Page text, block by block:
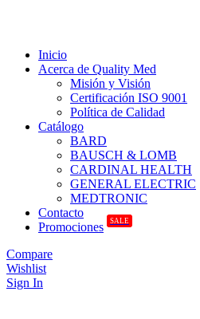
Inicio
Acerca de Quality Med
Misión y Visión
Certificación ISO 9001
Política de Calidad
Catálogo
BARD
BAUSCH & LOMB
CARDINAL HEALTH
GENERAL ELECTRIC
MEDTRONIC
Contacto
Promociones
SALE
Compare
Wishlist
Sign In